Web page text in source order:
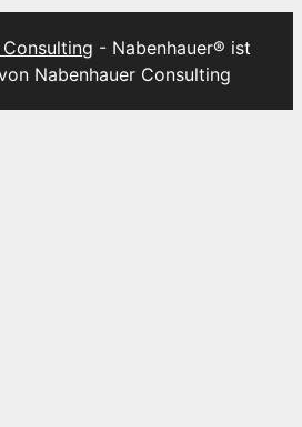
- Nabenhauer® ist
Nabenhauer Consulting